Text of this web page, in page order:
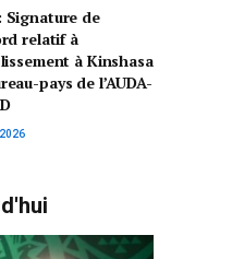
Signature de
relatif à
à Kinshasa
pays de l’AUDA-